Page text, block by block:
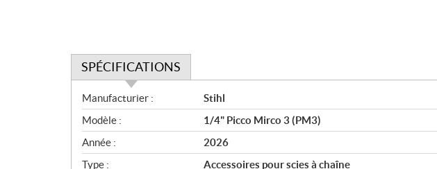
SPÉCIFICATIONS
S
p
é
c
i
Manufacturier :
Stihl
Modèle :
1/4" Picco Mirco 3 (PM3)
Année :
2026
Type :
Accessoires pour scies à chaîne